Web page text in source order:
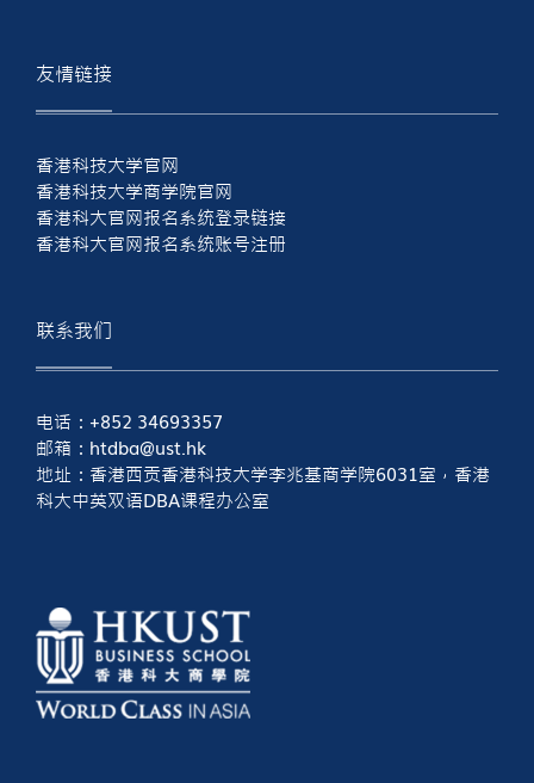
友情链接
香港科技大学官网
香港科技大学商学院官网
香港科大官网报名系统登录链接
香港科大官网报名系统账号注册
联系我们
电话：+852 34693357
邮箱：htdba@ust.hk
地址：香港西贡香港科技大学李兆基商学院6031室，香港
科大中英双语DBA课程办公室